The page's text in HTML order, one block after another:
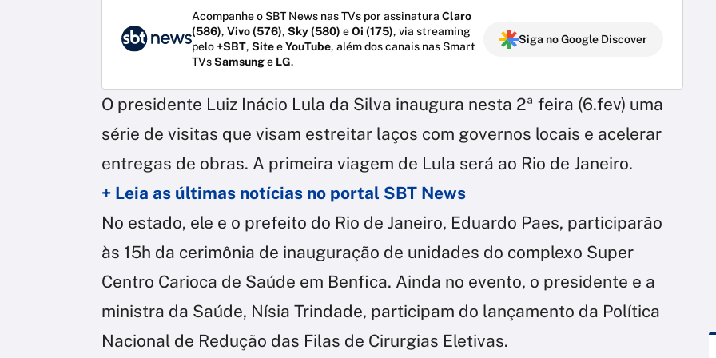
Acompanhe o SBT News nas TVs por assinatura Claro
(586), Vivo (576), Sky (580) eOi (175), via streaming
pelo+SBT, SiteeYouTube, além dos canais nas Smart
TVsSamsunge LG.
Siga no Google Discover
O presidente Luiz Inácio Lula da Silva inaugura nesta 2ª feira (6.fev) uma
série de visitas que visam estreitar laços com governos locais e acelerar
entregas de obras. A primeira viagem de Lula será ao Rio de Janeiro.
+ Leia as últimas notícias no portal SBT News
No estado, ele e o prefeito do Rio de Janeiro, Eduardo Paes, participarão
às 15h da cerimônia de inauguração de unidades do complexo Super
Centro Carioca de Saúde em Benfica. Ainda no evento, o presidente e a
ministra da Saúde, Nísia Trindade, participam do lançamento da Política
Nacional de Redução das Filas de Cirurgias Eletivas.